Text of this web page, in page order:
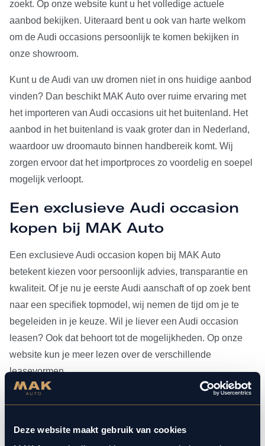
Deze website maakt gebruik van cookies
zoekt. Op onze website kunt u het volledige actuele
aanbod bekijken. Uiteraard bent u ook van harte welkom
om de Audi occasions persoonlijk te komen bekijken in
onze showroom.
Kunt u de Audi van uw dromen niet in ons huidige aanbod
vinden? Dan beschikt MAK Auto over ruime ervaring met
het importeren van Audi occasions uit het buitenland. Het
aanbod in het buitenland is vaak groter dan in Nederland,
waardoor uw droomauto binnen handbereik komt. Wij
zorgen ervoor dat het importproces zo voordelig en soepel
mogelijk verloopt.
Een exclusieve Audi occasion
kopen bij MAK Auto
Een exclusieve Audi occasion kopen bij MAK Auto
betekent kiezen voor persoonlijk advies, transparantie en
kwaliteit. Of je nu je eerste Audi aanschaft of op zoek bent
naar een specifiek topmodel, wij nemen de tijd om je te
begeleiden in je keuze. Wil je liever een Audi occasion
leasen? Ook dat behoort tot de mogelijkheden. Op onze
website kun je meer lezen over de verschillende
leasevormen.
Heb je je Audi occasion eenmaal gevonden, dan kun je
aangesloten bij Bosch Car Service, beschikken onze